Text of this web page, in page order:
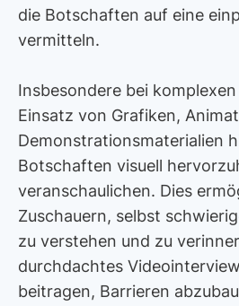
die Botschaften auf eine
vermitteln.
Insbesondere bei
Einsatz von Grafiken,
Demonstrationsmaterialien
Botschaften visuell
veranschaulichen. Dies
Zuschauern, selbst
zu verstehen und zu
durchdachtes
beitragen, Barrieren